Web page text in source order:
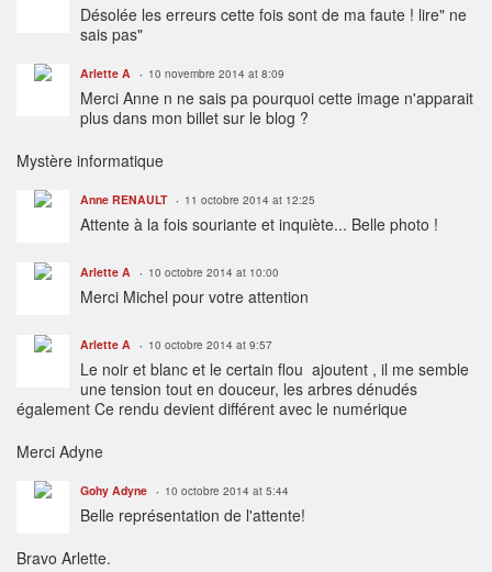
Désolée les erreurs cette fois sont de ma faute ! lire" ne
sais pas"
Arlette A 10 novembre 2014 at 8:09
Merci Anne n ne sais pa pourquoi cette image n'apparait
plus dans mon billet sur le blog ?
Mystère informatique
Anne RENAULT 11 octobre 2014 at 12:25
Attente à la fois souriante et inquiète... Belle photo !
Arlette A 10 octobre 2014 at 10:00
Merci Michel pour votre attention
Arlette A 10 octobre 2014 at 9:57
Le noir et blanc et le certain flou ajoutent , il me semble
une tension tout en douceur, les arbres dénudés
également Ce rendu devient différent avec le numérique
Merci Adyne
Gohy Adyne 10 octobre 2014 at 5:44
Belle représentation de l'attente!
Bravo Arlette.